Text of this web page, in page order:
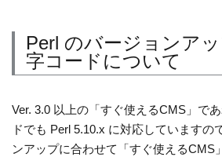
Perl のバージョンア
字コードについて
Ver. 3.0 以上の「すぐ使えるCMS」で
ドでも Perl 5.10.x に対応していますの
ンアップに合わせて「すぐ使えるCMS